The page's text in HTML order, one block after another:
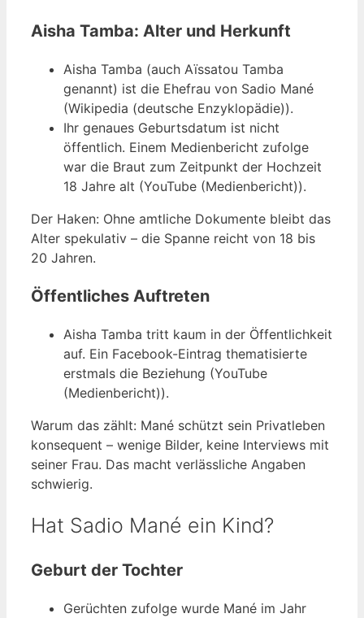
Aisha Tamba: Alter und Herkunft
Aisha Tamba (auch Aïssatou Tamba
genannt) ist die Ehefrau von Sadio Mané
(Wikipedia (deutsche Enzyklopädie)).
Ihr genaues Geburtsdatum ist nicht
öffentlich. Einem Medienbericht zufolge
war die Braut zum Zeitpunkt der Hochzeit
18 Jahre alt (YouTube (Medienbericht)).
Der Haken: Ohne amtliche Dokumente bleibt das
Alter spekulativ – die Spanne reicht von 18 bis
20 Jahren.
Öffentliches Auftreten
Aisha Tamba tritt kaum in der Öffentlichkeit
auf. Ein Facebook-Eintrag thematisierte
erstmals die Beziehung (YouTube
(Medienbericht)).
Warum das zählt: Mané schützt sein Privatleben
konsequent – wenige Bilder, keine Interviews mit
seiner Frau. Das macht verlässliche Angaben
schwierig.
Hat Sadio Mané ein Kind?
Geburt der Tochter
Gerüchten zufolge wurde Mané im Jahr